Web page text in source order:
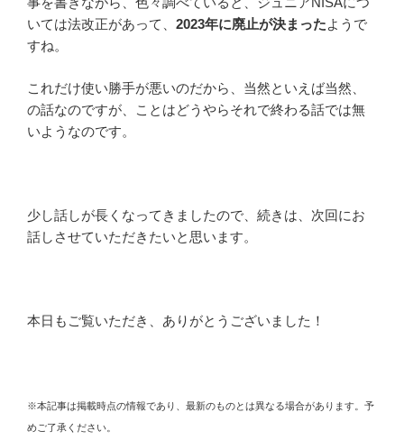
いては法改正があって、 2023年に廃止が決まったようで
すね。
これだけ使い勝手が悪いのだから、当然といえば当然、
の話なのですが、ことはどうやらそれで終わる話では無
いようなのです。
少し話しが長くなってきましたので、続きは、次回にお
話しさせていただきたいと思います。
本日もご覧いただき、ありがとうございました！
※本記事は掲載時点の情報であり、最新のものとは異なる場合があります。予
めご了承ください。